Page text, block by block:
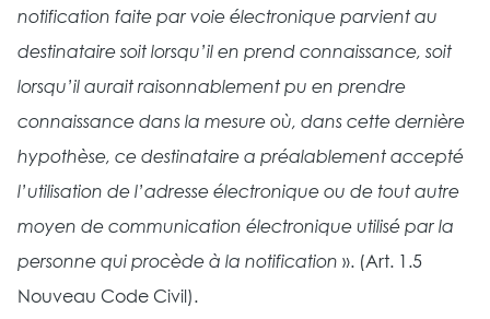
notification faite par voie électronique parvient au
destinataire soit lorsqu’il en prend connaissance, soit
lorsqu’il aurait raisonnablement pu en prendre
connaissance dans la mesure où, dans cette dernière
hypothèse, ce destinataire a préalablement accepté
l’utilisation de l’adresse électronique ou de tout autre
moyen de communication électronique utilisé par la
personne qui procède à la notification ». (Art. 1.5
Nouveau Code Civil).